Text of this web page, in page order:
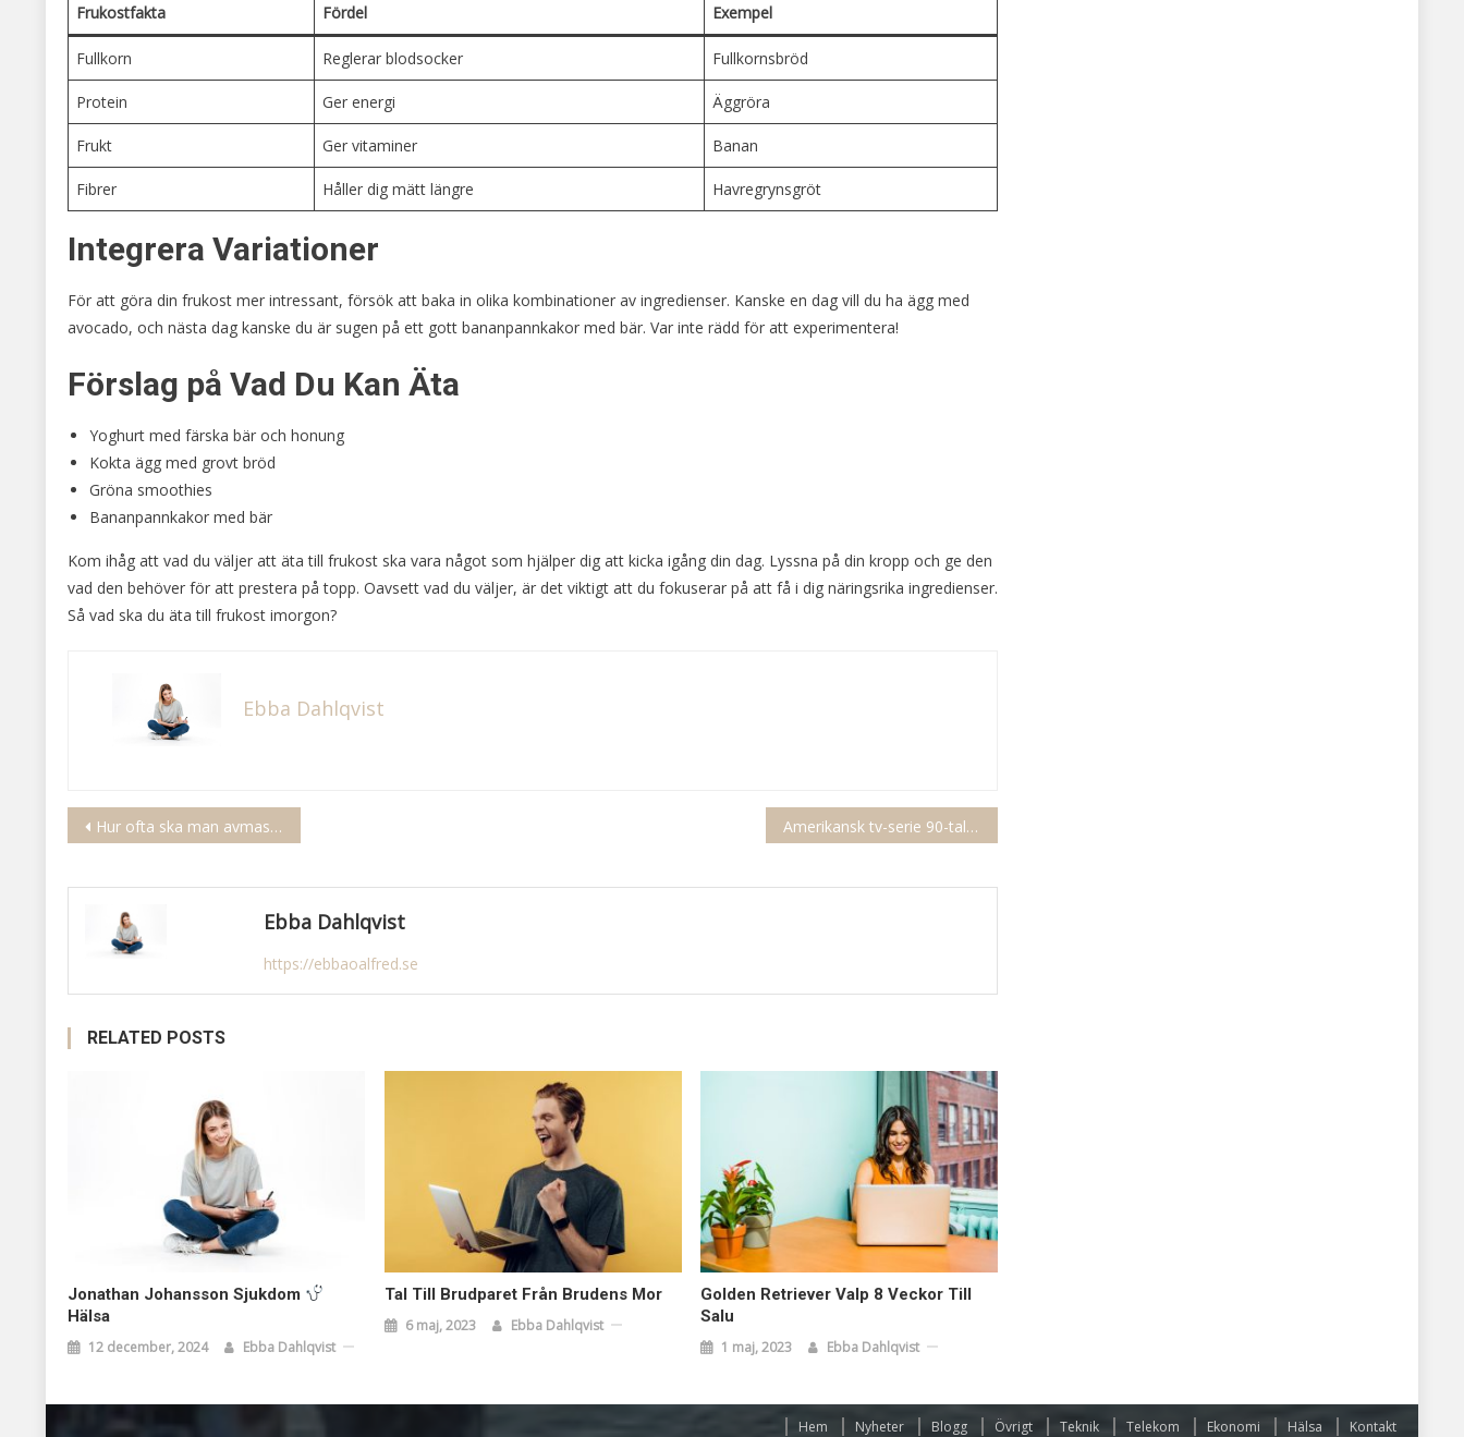
Frukostfakta Fördel Exempel
Fullkorn Reglerar blodsocker Fullkornsbröd
Protein Ger energi Äggröra
Frukt Ger vitaminer Banan
Fibrer Håller dig mätt längre Havregrynsgröt
Integrera Variationer
För att göra din frukost mer intressant, försök att baka in olika kombinationer av ingredienser. Kanske en dag vill du ha ägg med
avocado, och nästa dag kanske du är sugen på ett gott bananpannkakor med bär. Var inte rädd för att experimentera!
Förslag på Vad Du Kan Äta
Yoghurt med färska bär och honung
Kokta ägg med grovt bröd
Gröna smoothies
Bananpannkakor med bär
Kom ihåg att vad du väljer att äta till frukost ska vara något som hjälper dig att kicka igång din dag. Lyssna på din kropp och ge den
vad den behöver för att prestera på topp. Oavsett vad du väljer, är det viktigt att du fokuserar på att få i dig näringsrika ingredienser.
Så vad ska du äta till frukost imorgon?
Ebba Dahlqvist
Inläggsnavigering
Hur ofta ska man avmaska katt Amerikansk tv-serie 90-talet
Ebba Dahlqvist
https://ebbaoalfred.se
RELATED POSTS
Jonathan Johansson Sjukdom
Hälsa
12 december, 2024 Ebba Dahlqvist
Tal Till Brudparet Från Brudens Mor
6 maj, 2023 Ebba Dahlqvist
Golden Retriever Valp 8 Veckor Till
Salu
1 maj, 2023 Ebba Dahlqvist
Hem Nyheter Blogg Övrigt Teknik Telekom Ekonomi Hälsa Kontakt